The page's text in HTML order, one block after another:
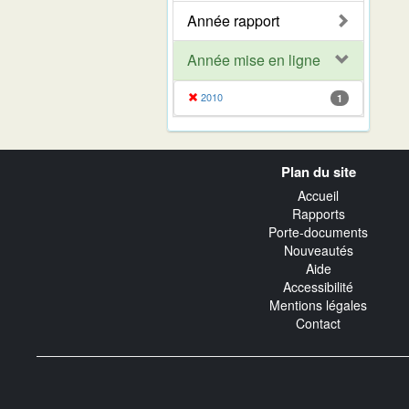
Année rapport
Année mise en ligne
2010 1
Plan du site
Accueil
Rapports
Porte-documents
Nouveautés
Aide
Accessibilité
Mentions légales
Contact